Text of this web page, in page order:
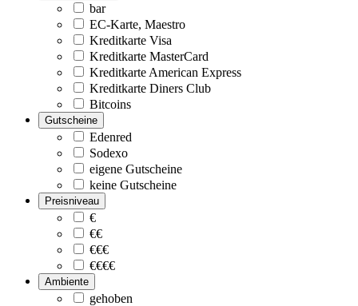
bar
EC-Karte, Maestro
Kreditkarte Visa
Kreditkarte MasterCard
Kreditkarte American Express
Kreditkarte Diners Club
Bitcoins
Gutscheine
Edenred
Sodexo
eigene Gutscheine
keine Gutscheine
Preisniveau
€
€€
€€€
€€€€
Ambiente
gehoben